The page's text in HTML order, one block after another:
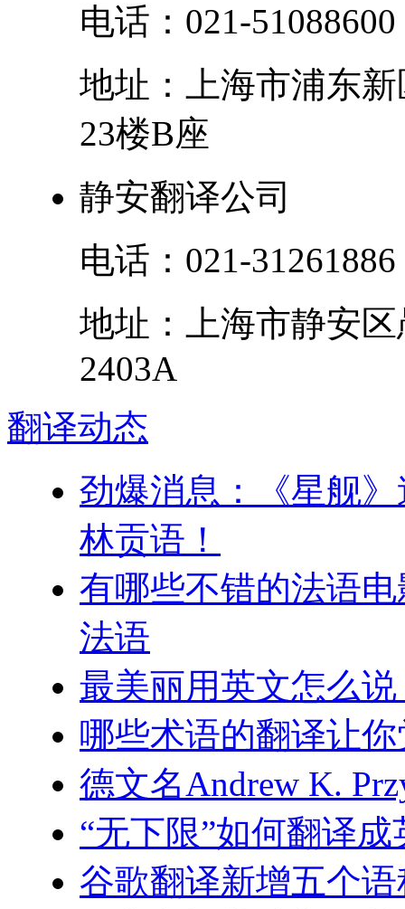
电话： 021-51088600
地址：
上海市浦东新
23楼B座
静安翻译公司
电话： 021-31261886
地址：
上海市静安区
2403A
翻译动态
劲爆消息：《星舰
林贡语！
有哪些不错的法语
法语
最美丽用英文怎么说
哪些术语的翻译让
德文名Andrew K.
“无下限”如何翻译成
谷歌翻译新增五个